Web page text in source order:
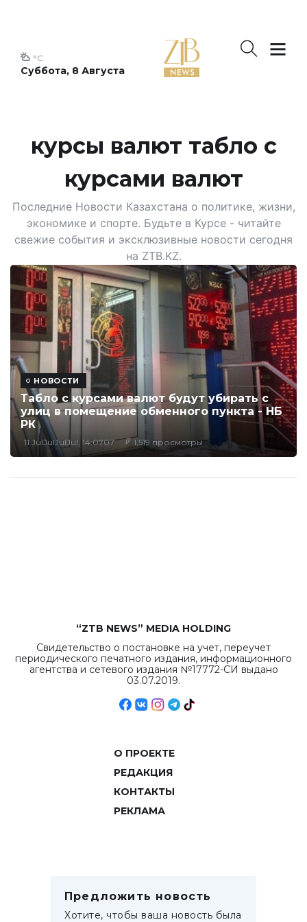
Суббота, 8 Августа
°C
курсы валют табло с
курсами валют
Последние Новости Казахстана о политике, жизни,
экономике и спорте. Будьте в Курсе - читайте
свежие события и эксклюзивные новости сегодня
на ZTB.KZ.
НОВОСТИ
Табло с курсами валют будут убирать с
улиц в помещение обменного пункта - НБ
РК
11 JulJulJulJul, 14:0707 1,519 просмотры
“ZTB NEWS” MEDIA HOLDING
Свидетельство о постановке на учет, переучет
периодического печатного издания, информационного
агентства и сетевого издания №17772-СИ выдано
03.07.2019.
О ПРОЕКТЕ
РЕДАКЦИЯ
КОНТАКТЫ
РЕКЛАМА
Предложить новость
Хотите, чтобы ваша новость была